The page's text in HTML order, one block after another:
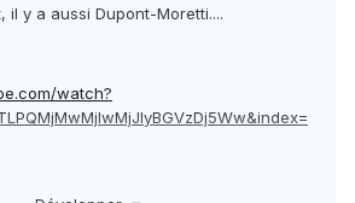
il y a aussi Dupont-Moretti....
watch?